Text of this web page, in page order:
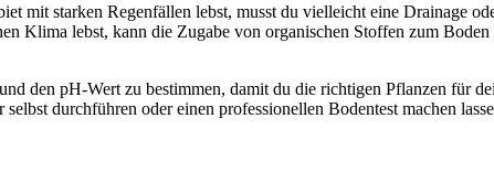
mit starken Regenfällen lebst, musst du vielleicht eine Drainage
Klima lebst, kann die Zugabe von organischen Stoffen zum
den pH-Wert zu bestimmen, damit du die richtigen Pflanzen für
durchführen oder einen professionellen Bodentest machen